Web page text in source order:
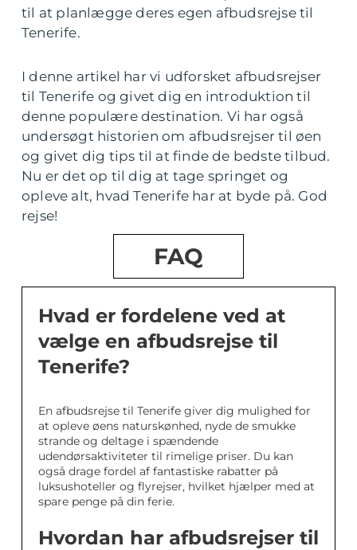
til at planlægge deres egen afbudsrejse til
Tenerife.
I denne artikel har vi udforsket afbudsrejser
til Tenerife og givet dig en introduktion til
denne populære destination. Vi har også
undersøgt historien om afbudsrejser til øen
og givet dig tips til at finde de bedste tilbud.
Nu er det op til dig at tage springet og
opleve alt, hvad Tenerife har at byde på. God
rejse!
FAQ
Hvad er fordelene ved at
vælge en afbudsrejse til
Tenerife?
En afbudsrejse til Tenerife giver dig mulighed for
at opleve øens naturskønhed, nyde de smukke
strande og deltage i spændende
udendørsaktiviteter til rimelige priser. Du kan
også drage fordel af fantastiske rabatter på
luksushoteller og flyrejser, hvilket hjælper med at
spare penge på din ferie.
Hvordan har afbudsrejser til